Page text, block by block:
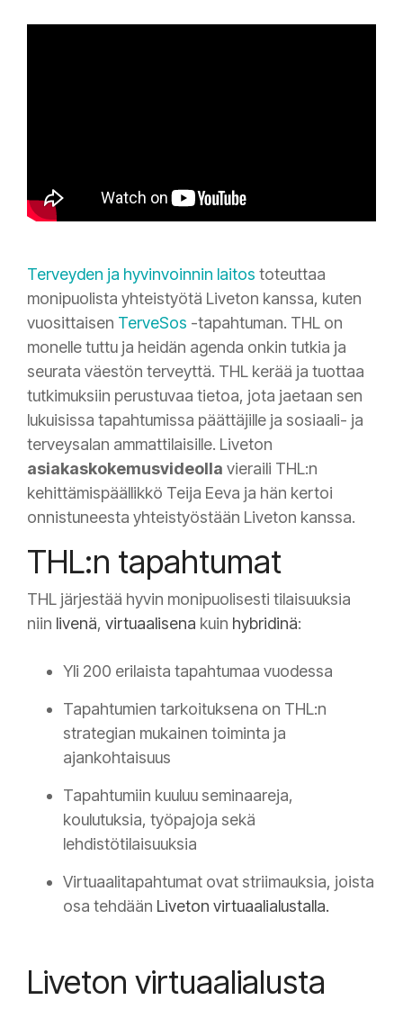
Terveyden ja hyvinvoinnin laitos toteuttaa
monipuolista yhteistyötä Liveton kanssa, kuten
vuosittaisen TerveSos -tapahtuman. THL on
monelle tuttu ja heidän agenda onkin tutkia ja
seurata väestön terveyttä. THL kerää ja tuottaa
tutkimuksiin perustuvaa tietoa, jota jaetaan sen
lukuisissa tapahtumissa päättäjille ja sosiaali- ja
terveysalan ammattilaisille. Liveton
asiakaskokemusvideolla vieraili THL:n
kehittämispäällikkö Teija Eeva ja hän kertoi
onnistuneesta yhteistyöstään Liveton kanssa.
THL:n tapahtumat
THL järjestää hyvin monipuolisesti tilaisuuksia
niin livenä, virtuaalisena kuin hybridinä:
Yli 200 erilaista tapahtumaa vuodessa
Tapahtumien tarkoituksena on THL:n
strategian mukainen toiminta ja
ajankohtaisuus
Tapahtumiin kuuluu seminaareja,
koulutuksia, työpajoja sekä
lehdistötilaisuuksia
Virtuaalitapahtumat ovat striimauksia, joista
osa tehdään Liveton virtuaalialustalla.
Liveton virtuaalialusta